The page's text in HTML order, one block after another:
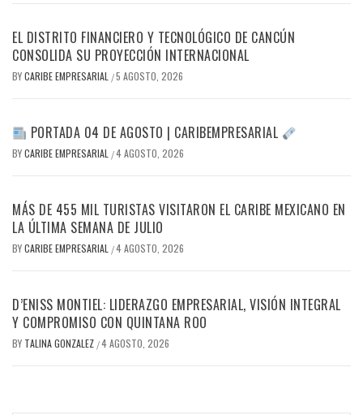
EL DISTRITO FINANCIERO Y TECNOLÓGICO DE CANCÚN
CONSOLIDA SU PROYECCIÓN INTERNACIONAL
BYCARIBE EMPRESARIAL /5 AGOSTO, 2026
PORTADA 04 DE AGOSTO | CARIBEMPRESARIAL
BYCARIBE EMPRESARIAL /4 AGOSTO, 2026
MÁS DE 455 MIL TURISTAS VISITARON EL CARIBE MEXICANO EN
LA ÚLTIMA SEMANA DE JULIO
BYCARIBE EMPRESARIAL /4 AGOSTO, 2026
D’ENISS MONTIEL: LIDERAZGO EMPRESARIAL, VISIÓN INTEGRAL
Y COMPROMISO CON QUINTANA ROO
BY TALINA GONZALEZ /4 AGOSTO, 2026